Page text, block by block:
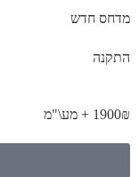
מדחס חדש
התקנה
1900₪ + מע\"מ